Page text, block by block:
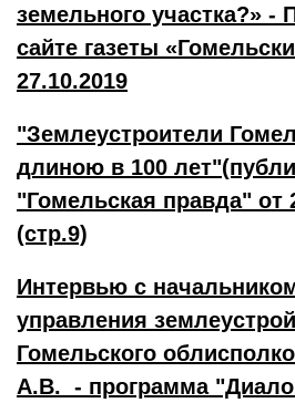
земельного участка?» -
сайте газеты
27.10.2019
"Землеустроители
длиною в 100
"Гомельская правда" от
(стр.9)
Интервью с
управления
Гомельского
А.В. - программа